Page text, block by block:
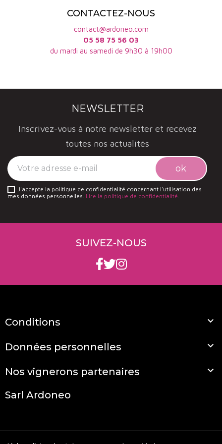
blanches (veau, porc, volailles), mais aussi des
viandes rouges grillées.
Le domaine les Champs de l'Abbaye
chaque vinification. Retrouvez l’ensemble de notre
sélection de vins bio de Bourgognesur la page
CONTACTEZ-NOUS
contact@ardoneo.com
05 58 75 56 03
du mardi au samedi de 9h30 à 19h00
NEWSLETTER
Inscrivez-vous à notre newsletter et recevez
toutes nos actualités
J'accepte la politique de confidentialité concernant l'utilisation des
mes données personnelles. Lire la politique de confidentialité.
SUIVEZ-NOUS
Conditions 
Données personnelles 
Nos vignerons partenaires 
Sarl Ardoneo